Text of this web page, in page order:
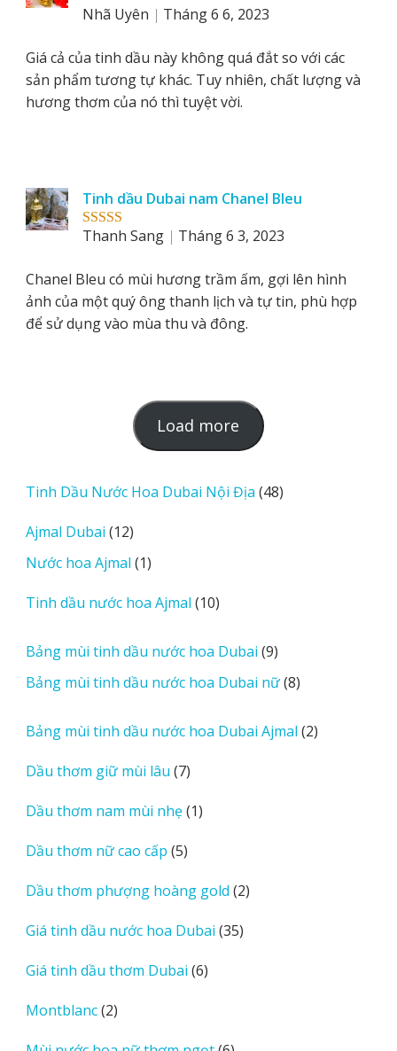
Rated5out
Nhã Uyên Tháng 6 6, 2023
Giá cả của tinh dầu này không quá đắt so với các
sản phẩm tương tự khác. Tuy nhiên, chất lượng và
hương thơm của nó thì tuyệt vời.
Rated5out
Tinh dầu Dubai nam Chanel Bleu
Thanh Sang
Tháng 6 3, 2023
Chanel Bleu có mùi hương trầm ấm, gợi lên hình
ảnh của một quý ông thanh lịch và tự tin, phù hợp
để sử dụng vào mùa thu và đông.
Load more
o
d
v
e
s
Tinh Dầu Nước Hoa Dubai Nội Địa 4848
Ajmal Dubai 1212
sản
phẩm
Nước hoa Ajmal 11
phẩm
Tinh dầu nước hoa Ajmal 1010
phẩm
Bảng mùi tinh dầu nước hoa Dubai 99
sản
phẩm
Bảng mùi tinh dầu nước hoa Dubai nữ 88
phẩm
Bảng mùi tinh dầu nước hoa Dubai Ajmal 22
Dầu thơm giữ mùi lâu 77
phẩm
Dầu thơm nam mùi nhẹ 11
Dầu thơm nữ cao cấp 55
phẩm
Dầu thơm phượng hoàng gold 22
Giá tinh dầu nước hoa Dubai 3535
Giá tinh dầu thơm Dubai 66
Montblanc 22